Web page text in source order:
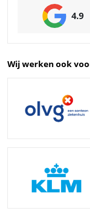
4.9
Wij werken ook